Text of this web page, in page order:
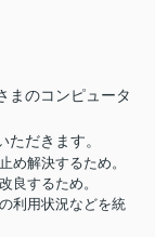
まのコンピュータ
だきます。
め解決するため。
良するため。
利用状況などを統